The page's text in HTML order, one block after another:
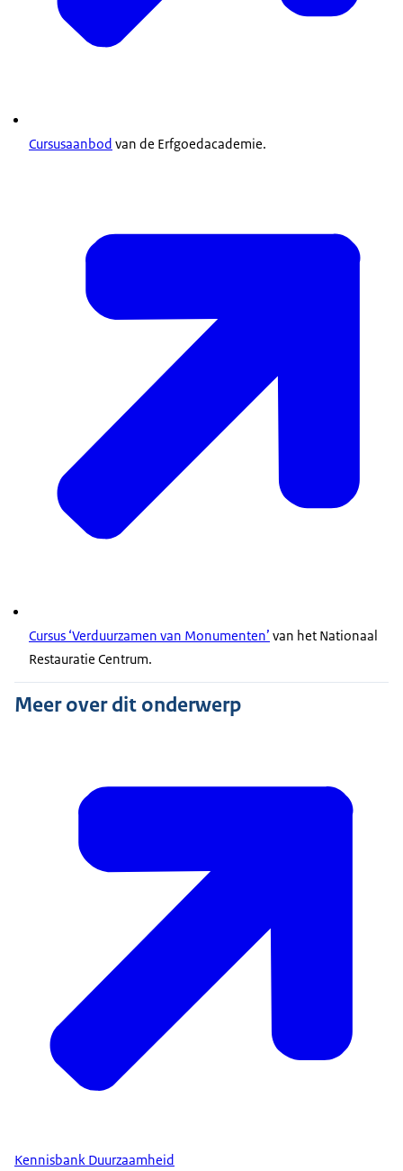
Cursusaanbod van de Erfgoedacademie.
Cursus ‘Verduurzamen van Monumenten’ van het Nationaal
Restauratie Centrum.
Meer over dit onderwerp
Kennisbank Duurzaamheid